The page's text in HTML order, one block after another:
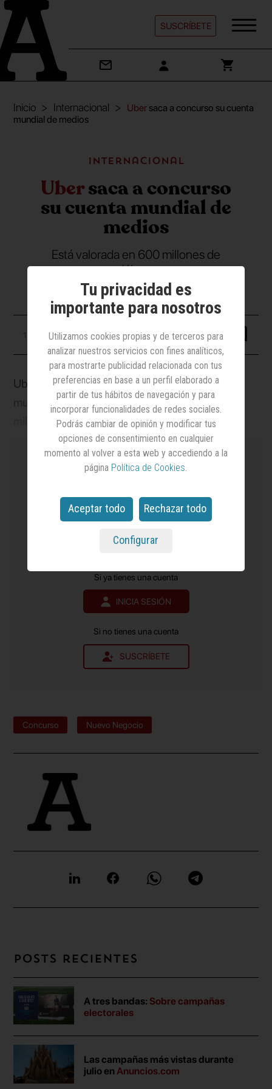
SUSCRÍBETE
Inicio Internacional Uber saca a concurso su cuenta
mundial de medios
Internacional
Ubersaca a concurso
su cuenta mundial de
medios
Está valorada en 600 millones de
dólares
12 mayo 2023
Uber ha convocado un concurso por su cuenta
mundial de medios, cuyo valor ronda los 600
millones de dólares, según publica la revista
estadounidense Adweek. EssenceMediacom,
agencia que forma parte de GroupM (WPP), es la
es el mediolíder en notoriedad y credibilidad
en el sector de la Publicidad y el Marketing
Si ya tienes una cuenta
INICIA SESIÓN
Si no tienes una cuenta
SUSCRÍBETE
Concurso Nuevo Negocio
Posts recientes
A tres bandas: Sobre campañas
electorales
Las campañas más vistas durante
julio enAnuncios.com
Tu privacidad es
importante para nosotros
Utilizamos cookies propias y de terceros para
analizar nuestros servicios con fines analíticos,
para mostrarte publicidad relacionada con tus
preferencias en base a un perfil elaborado a
partir de tus hábitos de navegación y para
incorporar funcionalidades de redes sociales.
Podrás cambiar de opinión y modificar tus
opciones de consentimiento en cualquier
momento al volver a esta web y accediendo a la
página Política de Cookies.
Aceptar todo Rechazar todo
Configurar